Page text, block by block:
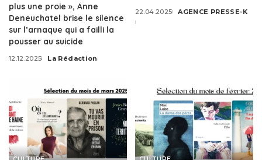
plus une proie », Anne
Deneuchatel brise le silence
sur l’arnaque qui a failli la
pousser au suicide
12.12.2025
Posted
La Rédaction
22.04.2025
Posted
AGENCE PRESSE-K